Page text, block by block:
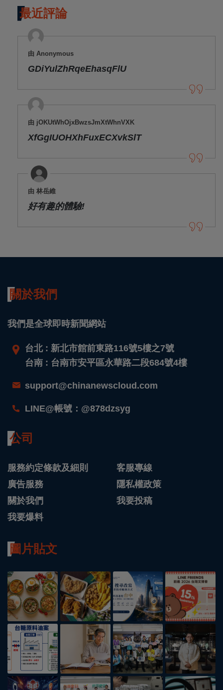
最近評論
由 Anonymous
GDiYulZhRqeEhasqFlU
由 jOKUtWhOjxBwzsJmXtWhnVXK
XfGgIUOHXhFuxECXvkSlT
由 林岳維
好有趣的體驗!
關於我們
我們是全球即時新聞網站
台北 : 新北市館前東路116號5樓之7號
台南 : 台南市安平區永華路二段684號4樓
support@chinanewscloud.com
LINE@帳號：@878dzsyg
公司
服務約定條款及細則
客服專線
廣告服務
隱私權政策
關於我們
我要投稿
我要爆料
圖片貼文